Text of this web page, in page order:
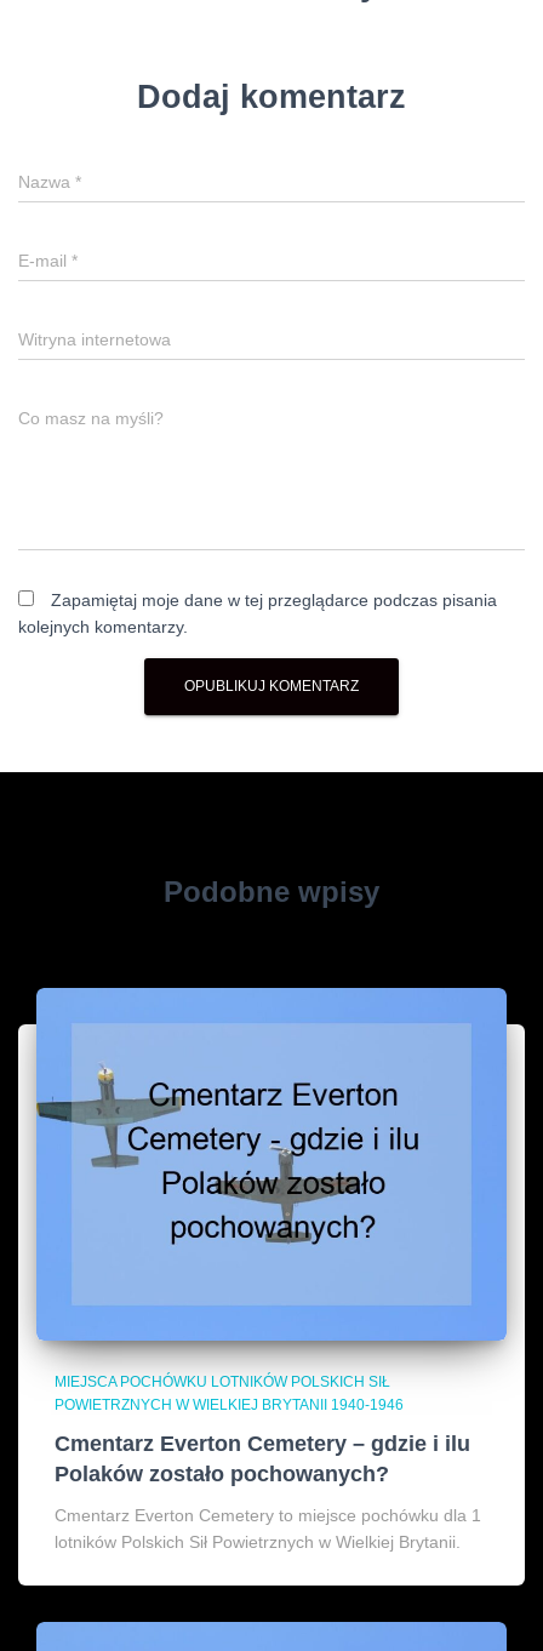
Dodaj komentarz
Nazwa *
E-mail *
Witryna internetowa
Co masz na myśli?
Zapamiętaj moje dane w tej przeglądarce podczas pisania
kolejnych komentarzy.
Podobne wpisy
MIEJSCA POCHÓWKU LOTNIKÓW POLSKICH SIŁ
POWIETRZNYCH W WIELKIEJ BRYTANII 1940-1946
Cmentarz Everton Cemetery – gdzie i ilu
Polaków zostało pochowanych?
Cmentarz Everton Cemetery to miejsce pochówku dla 1
lotników Polskich Sił Powietrznych w Wielkiej Brytanii.